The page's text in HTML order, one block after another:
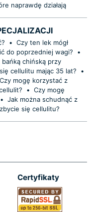
naprawdę działają
• Czy ten lek mógł
do poprzedniej wagi?
•
chińską przy
cellulitu mając 35 lat?
•
Czy mogę korzystać z
• Czy mogę
• Jak można schudnąć z
się cellulitu?
Certyfikaty